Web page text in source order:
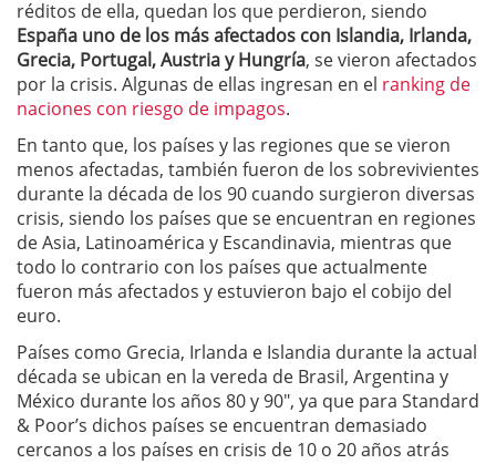
réditos de ella, quedan los que perdieron, siendo
España uno de los más afectados con Islandia, Irlanda,
Grecia, Portugal, Austria y Hungría, se vieron afectados
por la crisis. Algunas de ellas ingresan en el ranking de
naciones con riesgo de impagos.
En tanto que, los países y las regiones que se vieron
menos afectadas, también fueron de los sobrevivientes
durante la década de los 90 cuando surgieron diversas
crisis, siendo los países que se encuentran en regiones
de Asia, Latinoamérica y Escandinavia, mientras que
todo lo contrario con los países que actualmente
fueron más afectados y estuvieron bajo el cobijo del
euro.
Países como Grecia, Irlanda e Islandia durante la actual
década se ubican en la vereda de Brasil, Argentina y
México durante los años 80 y 90″, ya que para Standard
& Poor’s dichos países se encuentran demasiado
cercanos a los países en crisis de 10 o 20 años atrás